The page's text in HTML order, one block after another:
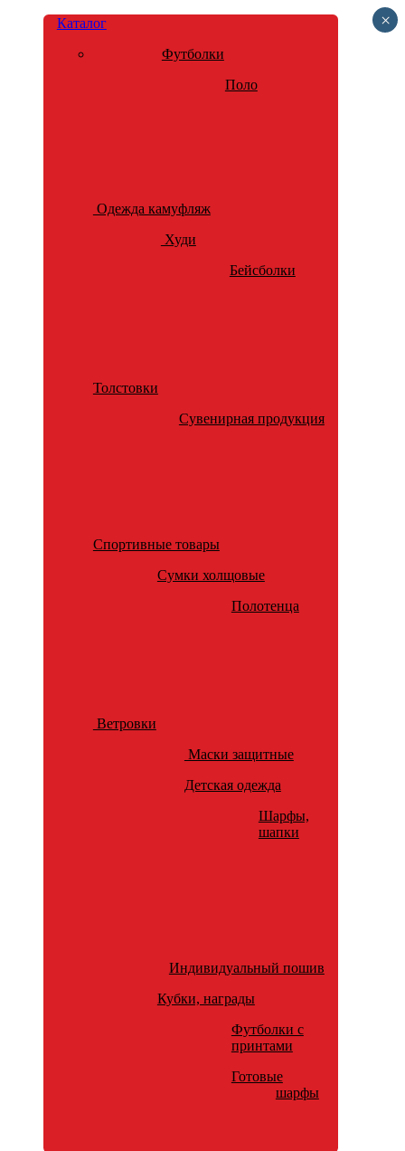
Каталог
Футболки
Поло
Одежда камуфляж
Худи
Бейсболки
Толстовки
Сувенирная продукция
Спортивные товары
Сумки холщовые
Полотенца
Ветровки
Маски защитные
Детская одежда
Шарфы,
шапки
Индивидуальный пошив
Кубки, награды
Футболки с
принтами
Готовые
шарфы
×